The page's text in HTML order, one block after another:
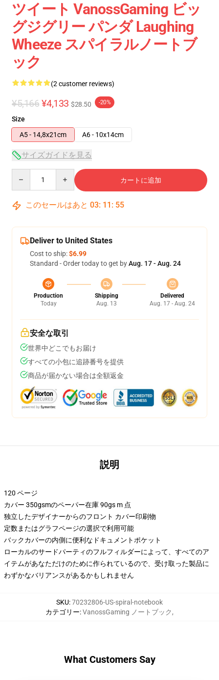
ツイート VanossGaming ビッ
グジグリー パンダ Laughing
Wheeze スパイラルノートブ
ック
(2 customer reviews)
¥5,166 ¥4,133 $28.50 -20%
Size
A5 - 14,8x21cm
A6 - 10x14cm
サイズガイドを見る
カートに追加
このセールはあと 03: 11 : 54
Deliver to United States
Cost to ship:$6.99
Standard - Order today to get byAug. 17 - Aug. 24
Production
Today
Shipping
Aug. 13
Delivered
Aug. 17 - Aug. 24
安全な取引
世界中どこでもお届け
すべての小包に追跡番号を提供
商品が届かない場合は全額返金
説明
120 ページ
カバー 350gsmのペーパー在庫 90gs m 点
独立したデザイナーからのフロント カバー印刷物
定数またはグラフページの選択で利用可能
バックカバーの内側に便利なドキュメントポケット
ローカルのサードパーティのフルフィルダーによって、すべてのア
イテムがあなただけのために作られているので、受け取った製品に
わずかなバリアンスがあるかもしれません
SKU:70232806-US-spiral-notebook
カテゴリー:VanossGaming ノートブック,
What Customers Say